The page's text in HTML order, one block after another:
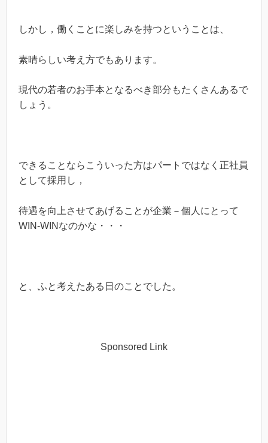
しかし，働くことに楽しみを持つということは、
素晴らしい考え方でもあります。
現代の若者のお手本となるべき部分もたくさんあるで
しょう。
できることならこういった方はパートではなく正社員
として採用し，
待遇を向上させてあげることが企業－個人にとって
WIN-WINなのかな・・・
と、ふと考えたある日のことでした。
Sponsored Link